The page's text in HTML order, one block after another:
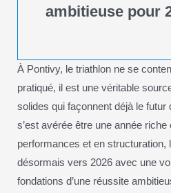
ambitieuse pour
À Pontivy, le triathlon ne se
pratiqué, il est une véritable
solides qui façonnent déjà le futur
s’est avérée être une année
performances et en structuration,
désormais vers 2026 avec une
fondations d’une réussite